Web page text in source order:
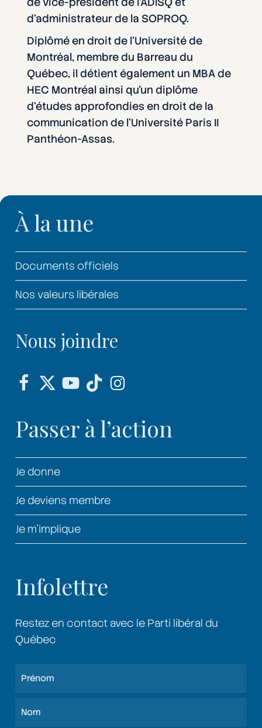
d’administrateur de la SOPROQ.
Diplômé en droit de l’Université de
Montréal, membre du Barreau du
Québec, il détient également un MBA de
HEC Montréal ainsi qu’un diplôme
d’études approfondies en droit de la
communication de l’Université Paris II
Panthéon-Assas.
À la une
Documents officiels
Nos valeurs libérales
Nous joindre
Passer à l’action
Je donne
Je deviens membre
Je m’implique
Infolettre
Restez en contact avec le Parti libéral du
Québec